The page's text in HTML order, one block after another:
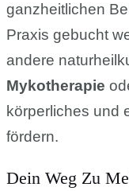
ganzheitlichen
Praxis gebucht
andere
Mykotherapie
körperliches und
fördern.
Dein Weg Zu